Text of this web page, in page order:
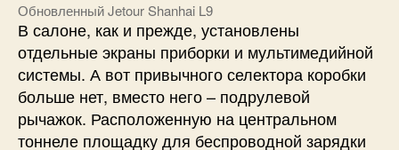
Обновленный Jetour Shanhai L9
В салоне, как и прежде, установлены
отдельные экраны приборки и мультимедийной
системы. А вот привычного селектора коробки
больше нет, вместо него – подрулевой
рычажок. Расположенную на центральном
тоннеле площадку для беспроводной зарядки